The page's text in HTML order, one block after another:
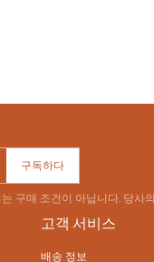
구독하다
구매 조건이 아닙니다. 당사의
고객 서비스
배송 정보